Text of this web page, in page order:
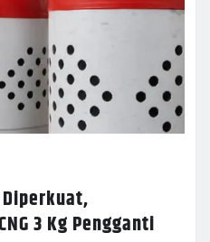
3 Kg Pengganti